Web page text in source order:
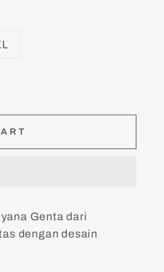
Genta dari
dengan desain